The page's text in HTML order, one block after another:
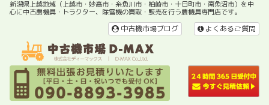
新潟県上越地域（上越市・妙高市・糸魚川市・柏崎市・十日町市・南魚沼市）を中
心に中古農機具・トラクター、除雪機の買取・販売を行う農機具専門店です。
よくあるご質問
中古機市場ブログ